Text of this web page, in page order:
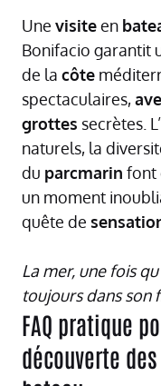
Une visiteen
Bonifacio garantit
de la côte
spectaculaires,
grottes secrètes.
naturels, la
du parcmarin font
un moment
quête de
La mer, une fois
toujours dans son
FAQ pratique
découverte